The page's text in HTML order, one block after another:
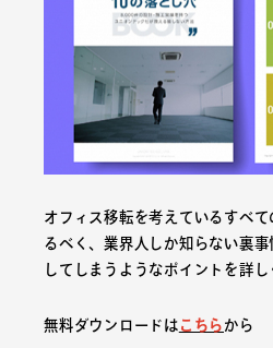
オフィス移転を考えているすべ
るべく、業界人しか知らない裏
してしまうようなポイントを詳し
無料ダウンロードは こちら から